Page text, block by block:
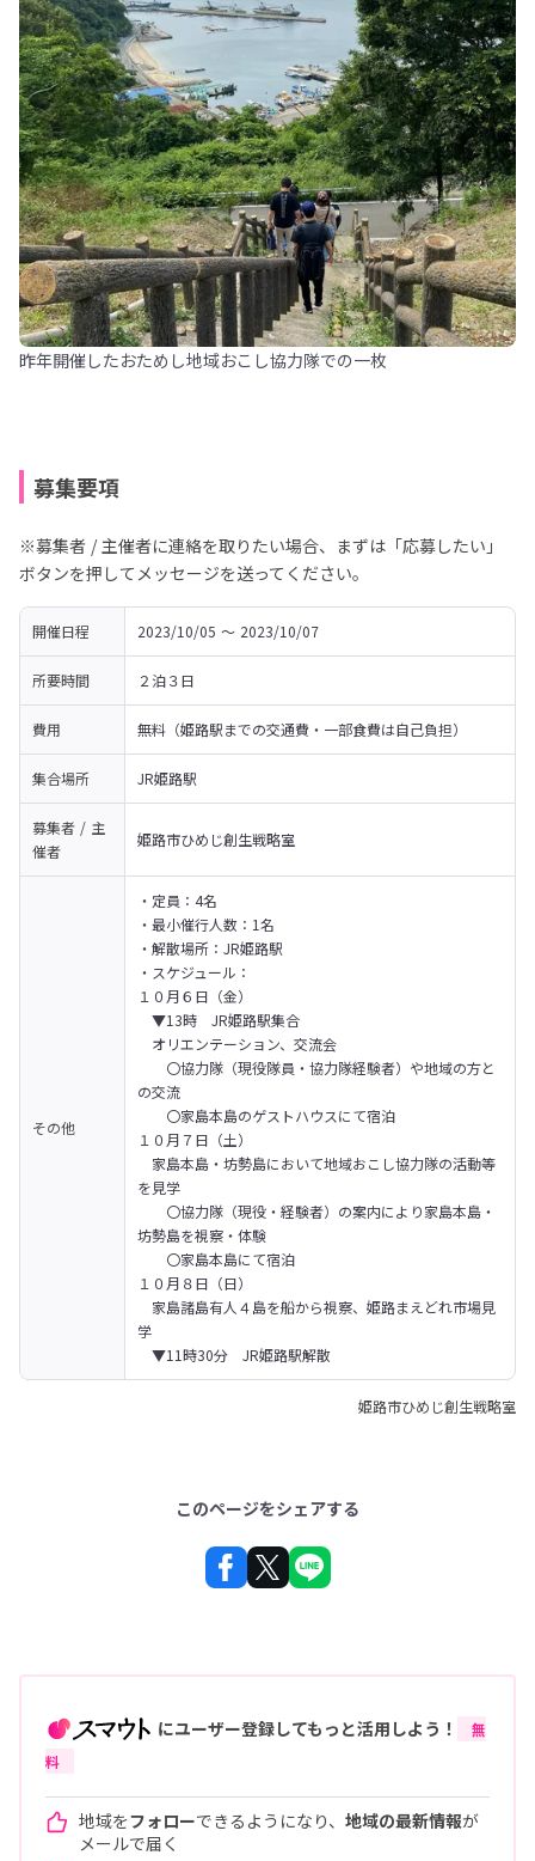
昨年開催したおためし地域おこし協力隊での一枚
募集要項
※募集者 / 主催者に連絡を取りたい場合、まずは「応募したい」
ボタンを押してメッセージを送ってください。
開催日程 2023/10/05 〜 2023/10/07
所要時間 ２泊３日
費用 無料（姫路駅までの交通費・一部食費は自己負担）
集合場所 JR姫路駅
募集者 / 主
催者
姫路市ひめじ創生戦略室
その他
・定員：4名
・最小催行人数：1名
・解散場所：JR姫路駅
・スケジュール：
１０月６日（金）
▼13時　JR姫路駅集合
オリエンテーション、交流会
〇協力隊（現役隊員・協力隊経験者）や地域の方と
の交流
〇家島本島のゲストハウスにて宿泊
１０月７日（土）
家島本島・坊勢島において地域おこし協力隊の活動等
を見学
〇協力隊（現役・経験者）の案内により家島本島・
坊勢島を視察・体験
〇家島本島にて宿泊
１０月８日（日）
家島諸島有人４島を船から視察、姫路まえどれ市場見
学
▼11時30分　JR姫路駅解散
姫路市ひめじ創生戦略室
このページをシェアする
にユーザー登録してもっと活用しよう！
無
料
地域をフォローできるようになり、 地域の最新情報が
メールで届く